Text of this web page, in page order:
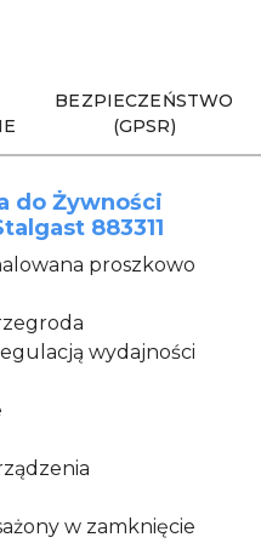
BEZPIECZEŃSTWO
(GPSR)
do Żywności
883311
proszkowo
wydajności
w zamknięcie